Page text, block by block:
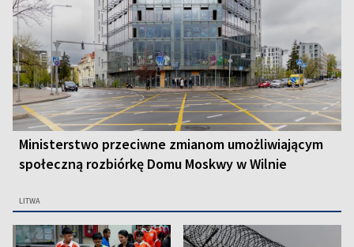
Ministerstwo przeciwne zmianom umożliwiającym
społeczną rozbiórkę Domu Moskwy w Wilnie
LITWA